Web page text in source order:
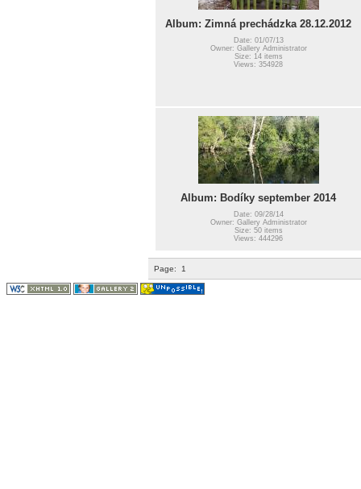
Album: Zimná prechádzka 28.12.2012
Date: 01/07/13
Owner: Gallery Administrator
Size: 14 items
Views: 354928
Album: Bodíky september 2014
Date: 09/28/14
Owner: Gallery Administrator
Size: 50 items
Views: 444296
Page: 1